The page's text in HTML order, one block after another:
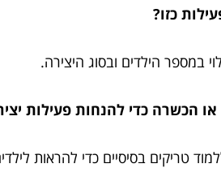
כזו?
במספר הילדים ובסוג היצירה.
הכשרה כדי להנחות פעילות
טריקים בסיסיים כדי להראות